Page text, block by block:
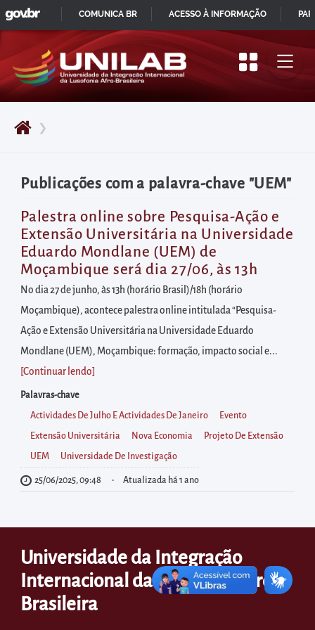
Pular
para
início
do
principal
Acessar
diretamente
o
menu
principal
Acessar
diretamente
à
área
para
realizar
buscas
internas
Acessar
diretamente
no
rodapé
❯
Publicações com a palavra-chave "UEM"
Palestra online sobre Pesquisa-Ação e
Extensão Universitária na Universidade
Eduardo Mondlane (UEM) de
Moçambique será dia 27/06, às 13h
No dia 27 de junho, às 13h (horário Brasil)/18h (horário
Moçambique), acontece palestra online intitulada “Pesquisa-
Ação e Extensão Universitária na Universidade Eduardo
Mondlane (UEM), Moçambique: formação, impacto social e...
[Continuar lendo
Palavras-chave
Actividades De Julho E Actividades De Janeiro Evento
Extensão Universitária Nova Economia Projeto De Extensão
UEM Universidade De Investigação
25/06/2025, 09:48 Atualizada há 1 ano
Universidade da Integração
Internacional da Lusofonia Afro-
Brasileira
IR
PARA
CONTEÚDO
GOVBR
COMUNICA BR ACESSO À INFORMAÇÃO